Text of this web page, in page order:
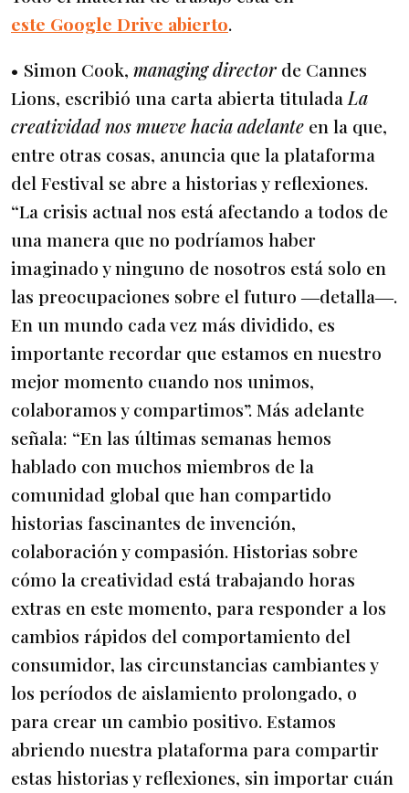
este Google Drive abierto.
• Simon Cook, managing director de Cannes
Lions, escribió una carta abierta tituladaLa
creatividad nos mueve hacia adelante en la que,
entre otras cosas, anuncia que la plataforma
del Festival se abre a historias y reflexiones.
“La crisis actual nos está afectando a todos de
una manera que no podríamos haber
imaginado y ninguno de nosotros está solo en
las preocupaciones sobre el futuro ―detalla―.
En un mundo cada vez más dividido, es
importante recordar que estamos en nuestro
mejor momento cuando nos unimos,
colaboramos y compartimos”. Más adelante
señala: “En las últimas semanas hemos
hablado con muchos miembros de la
comunidad global que han compartido
historias fascinantes de invención,
colaboración y compasión. Historias sobre
cómo la creatividad está trabajando horas
extras en este momento, para responder a los
cambios rápidos del comportamiento del
consumidor, las circunstancias cambiantes y
los períodos de aislamiento prolongado, o
para crear un cambio positivo. Estamos
abriendo nuestra plataforma para compartir
estas historias y reflexiones, sin importar cuán